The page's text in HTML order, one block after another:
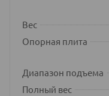
Вес
Опорная плита
Диапазон подъема
Полный вес